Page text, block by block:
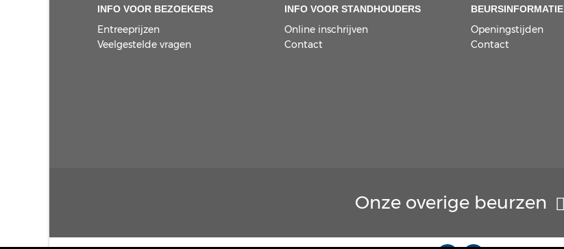
INFO VOOR BEZOEKERS
Entreeprijzen
Veelgestelde vragen
INFO VOOR STANDHOUDERS
Online inschrijven
Contact
BEURSINFORMATIE
Openingstijden
Contact
Onze overige beurzen